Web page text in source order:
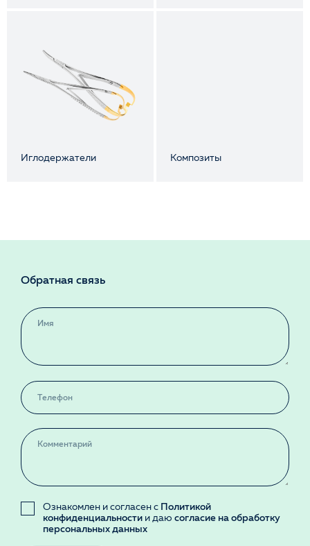
Иглодержатели Композиты
Обратная связь
Ознакомлен и согласен с Политикой
конфиденциальности и даю согласие на обработку
персональных данных